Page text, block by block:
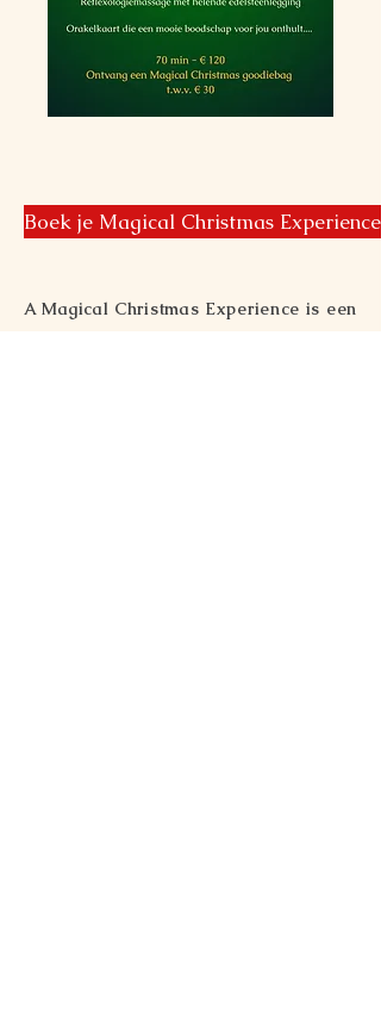
Boek je Magical Christmas Experience
A Magical Christmas Experience is een